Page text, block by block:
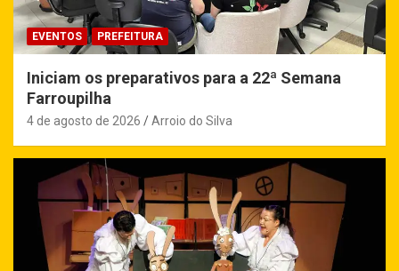
EVENTOS PREFEITURA
Iniciam os preparativos para a 22ª Semana
Farroupilha
4 de agosto de 2026 Arroio do Silva